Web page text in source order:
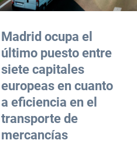
Madrid ocupa el
último puesto entre
siete capitales
europeas en cuanto
a eficiencia en el
transporte de
mercancías